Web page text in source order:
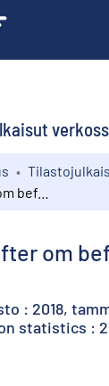
om
: 2018,
statistics :